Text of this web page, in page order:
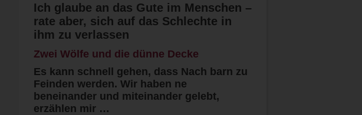
Ich glaube an das Gute im Menschen –
rate aber, sich auf das Schlechte in
ihm zu verlassen
Zwei Wölfe und die dünne Decke
Es kann schnell gehen, dass Nach barn zu
Feinden werden. Wir haben ne
beneinander und miteinander gelebt,
erzählen mir …